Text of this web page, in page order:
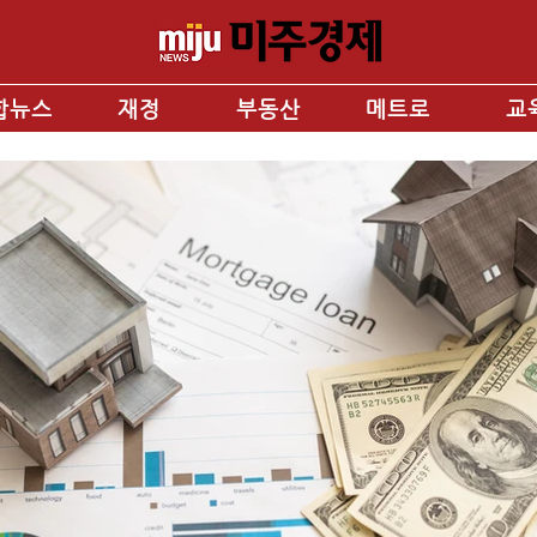
뉴스 재정 부동산 메트로 교